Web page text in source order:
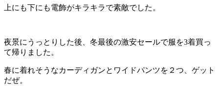
上にも下にも電飾がキラキラで素敵でした。
夜景にうっとりした後、冬最後の激安セールで服を3着買っ
て帰りました。
春に着れそうなカーディガンとワイドパンツを２つ、ゲット
だぜ。